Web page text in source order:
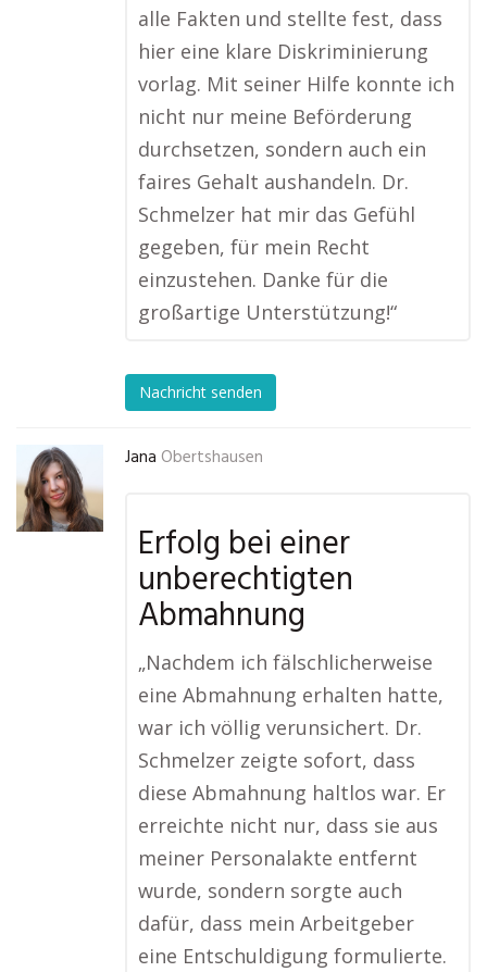
alle Fakten und stellte fest, dass
hier eine klare Diskriminierung
vorlag. Mit seiner Hilfe konnte ich
nicht nur meine Beförderung
durchsetzen, sondern auch ein
faires Gehalt aushandeln. Dr.
Schmelzer hat mir das Gefühl
gegeben, für mein Recht
einzustehen. Danke für die
großartige Unterstützung!“
Nachricht senden
Jana Obertshausen
Erfolg bei einer
unberechtigten
Abmahnung
„Nachdem ich fälschlicherweise
eine Abmahnung erhalten hatte,
war ich völlig verunsichert. Dr.
Schmelzer zeigte sofort, dass
diese Abmahnung haltlos war. Er
erreichte nicht nur, dass sie aus
meiner Personalakte entfernt
wurde, sondern sorgte auch
dafür, dass mein Arbeitgeber
eine Entschuldigung formulierte.